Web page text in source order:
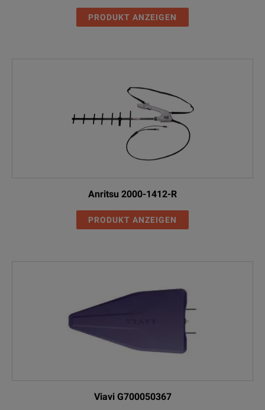
PRODUKT ANZEIGEN
Anritsu 2000-1412-R
PRODUKT ANZEIGEN
Viavi G700050367